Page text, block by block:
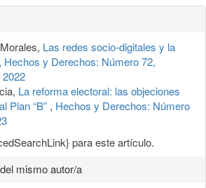
Las redes socio-digitales y la
, Hechos y Derechos: Número 72,
La reforma electoral: las objeciones
Plan “B” , Hechos y Derechos: Número
para este artículo.
mismo autor/a